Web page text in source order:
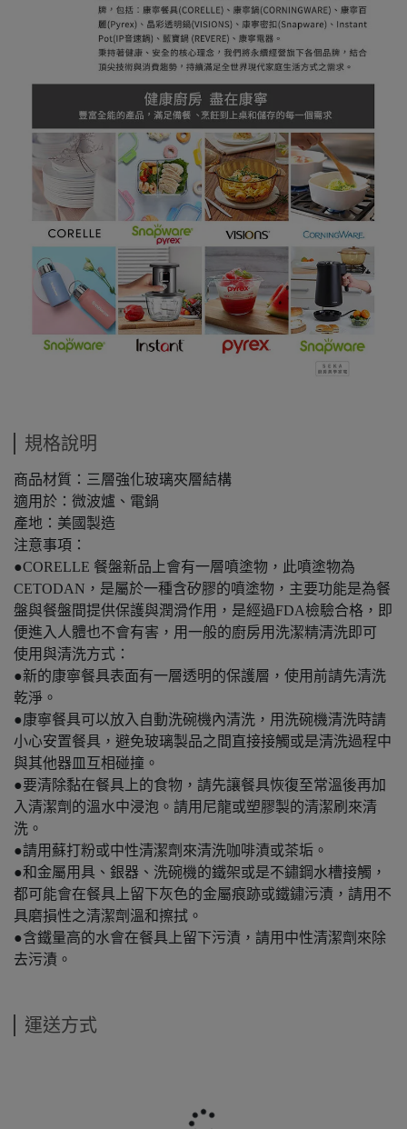
規格說明
商品材質：三層強化玻璃夾層結構
適用於：微波爐、電鍋
產地：美國製造
注意事項：
●CORELLE 餐盤新品上會有一層噴塗物，此噴塗物為
CETODAN，是屬於一種含矽膠的噴塗物，主要功能是為餐
盤與餐盤間提供保護與潤滑作用，是經過FDA檢驗合格，即
便進入人體也不會有害，用一般的廚房用洗潔精清洗即可
使用與清洗方式：
●新的康寧餐具表面有一層透明的保護層，使用前請先清洗
乾淨。
●康寧餐具可以放入自動洗碗機內清洗，用洗碗機清洗時請
小心安置餐具，避免玻璃製品之間直接接觸或是清洗過程中
與其他器皿互相碰撞。
●要清除黏在餐具上的食物，請先讓餐具恢復至常溫後再加
入清潔劑的溫水中浸泡。請用尼龍或塑膠製的清潔刷來清
洗。
●請用蘇打粉或中性清潔劑來清洗咖啡漬或茶垢。
●和金屬用具、銀器、洗碗機的鐵架或是不鏽鋼水槽接觸，
都可能會在餐具上留下灰色的金屬痕跡或鐵鏽污漬，請用不
具磨損性之清潔劑溫和擦拭。
●含鐵量高的水會在餐具上留下污漬，請用中性清潔劑來除
去污漬。
運送方式